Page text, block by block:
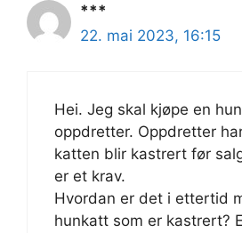
***
22. mai 2023, 16:15
Hei. Jeg skal kjøpe en
oppdretter. Oppdretter
katten blir kastrert før
er et krav.
Hvordan er det i ettertid
hunkatt som er kastrert?